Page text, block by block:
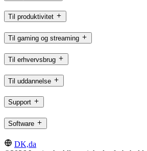
Til produktivitet
Til gaming og streaming
Til erhvervsbrug
Til uddannelse
Support
Software
DK,da